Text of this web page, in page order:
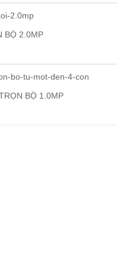
BỘ 2.0MP
BỘ 1.0MP